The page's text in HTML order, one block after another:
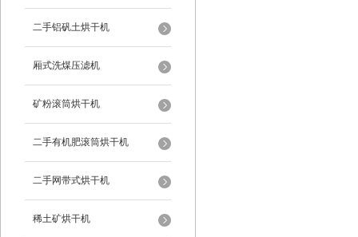
二手铝矾土烘干机
厢式洗煤压滤机
矿粉滚筒烘干机
二手有机肥滚筒烘干机
二手网带式烘干机
稀土矿烘干机